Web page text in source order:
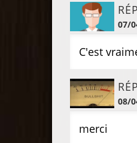
07/
C'est
08/
merci